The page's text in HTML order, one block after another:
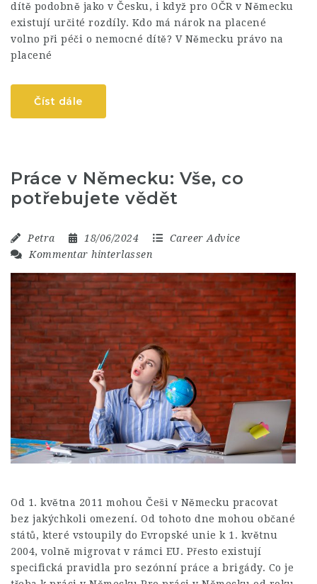
dítě podobně jako v Česku, i když pro OČR v Německu
existují určité rozdíly. Kdo má nárok na placené
volno při péči o nemocné dítě? V Německu právo na
placené
Číst dále
Práce v Německu: Vše, co
potřebujete vědět
Petra 18/06/2024
Career Advice
Kommentar hinterlassen
Od 1. května 2011 mohou Češi v Německu pracovat
bez jakýchkoli omezení. Od tohoto dne mohou občané
států, které vstoupily do Evropské unie k 1. květnu
2004, volně migrovat v rámci EU. Přesto existují
specifická pravidla pro sezónní práce a brigády. Co je